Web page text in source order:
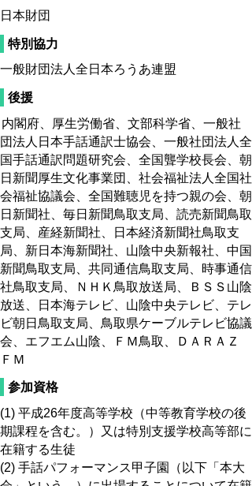
日本財団
特別協力
一般財団法人全日本ろうあ連盟
後援
内閣府、厚生労働省、文部科学省、一般社
団法人日本手話通訳士協会、一般社団法人全
国手話通訳問題研究会、全国聾学校長会、朝
日新聞厚生文化事業団、社会福祉法人全国社
会福祉協議会、全国難聴児を持つ親の会、朝
日新聞社、毎日新聞鳥取支局、読売新聞鳥取
支局、産経新聞社、日本経済新聞社鳥取支
局、新日本海新聞社、山陰中央新報社、中国
新聞鳥取支局、共同通信鳥取支局、時事通信
社鳥取支局、ＮＨＫ鳥取放送局、ＢＳＳ山陰
放送、日本海テレビ、山陰中央テレビ、テレ
ビ朝日鳥取支局、鳥取県ケーブルテレビ協議
会、エフエム山陰、ＦＭ鳥取、ＤＡＲＡＺ
ＦＭ
参加資格
(1) 平成26年度高等学校（中等教育学校の後
期課程を含む。）又は特別支援学校高等部に
在籍する生徒
(2) 手話パフォーマンス甲子園（以下「本大